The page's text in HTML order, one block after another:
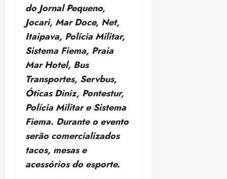
do Jornal Pequeno,
Jocari, Mar Doce, Net,
Itaipava, Polícia Militar,
Sistema Fiema, Praia
Mar Hotel, Bus
Transportes, Servbus,
Óticas Diniz, Pontestur,
Polícia Militar e Sistema
Fiema. Durante o evento
serão comercializados
tacos, mesas e
acessórios do esporte.